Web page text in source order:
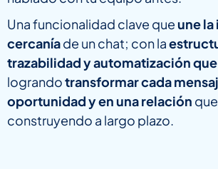
Una funcionalidad clave queune
cercaníade un chat; con la
trazabilidad y automatización
lograndotransformar cada
oportunidad y en una relación
construyendo a largo plazo.